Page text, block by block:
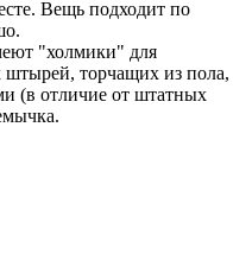
Вещь подходит по
"холмики" для
торчащих из пола,
(в отличие от штатных